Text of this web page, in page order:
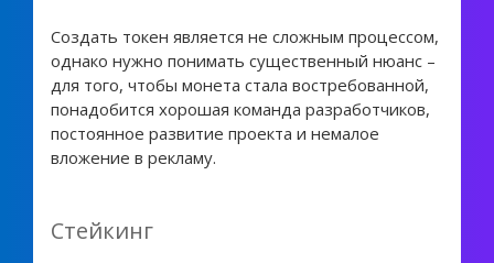
Создать токен является не сложным процессом,
однако нужно понимать существенный нюанс –
для того, чтобы монета стала востребованной,
понадобится хорошая команда разработчиков,
постоянное развитие проекта и немалое
вложение в рекламу.
Стейкинг